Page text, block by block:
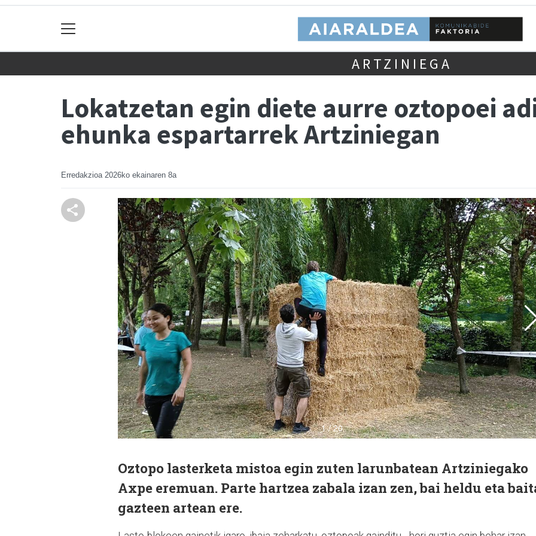
ARTZINIEGA
Lokatzetan egin diete aurre oztopoei
ehunka espartarrek Artziniegan
Erredakzioa 2026ko ekainaren 8a
Oztopo lasterketa mistoa egin zuten larunbatean Artziniegako
Axpe eremuan. Parte hartzea zabala izan zen, bai heldu eta
gazteen artean ere.